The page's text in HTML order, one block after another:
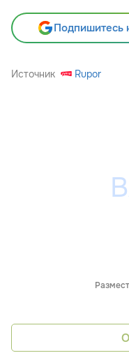
Подпишитесь
Источник Rupor